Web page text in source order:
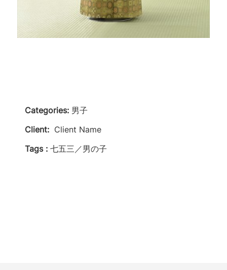
Categories: 男子
Client: Client Name
Tags : 七五三／男の子